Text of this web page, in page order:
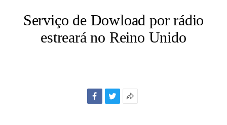
Serviço de Dowload por rádio
estreará no Reino Unido